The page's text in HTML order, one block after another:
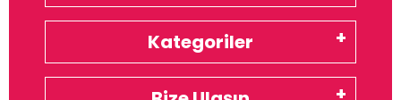
Kategoriler